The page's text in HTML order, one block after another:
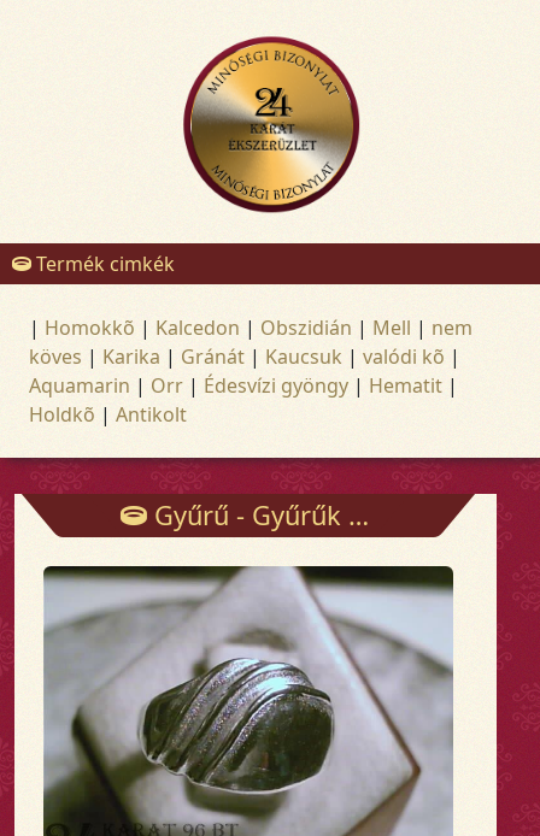
Termék cimkék
| Homokkõ | Kalcedon | Obszidián | Mell | nem
köves | Karika | Gránát | Kaucsuk | valódi kõ |
Aquamarin | Orr | Édesvízi gyöngy | Hematit |
Holdkõ | Antikolt
Gyűrű - Gyűrűk - Arany és ezüst ékszerek